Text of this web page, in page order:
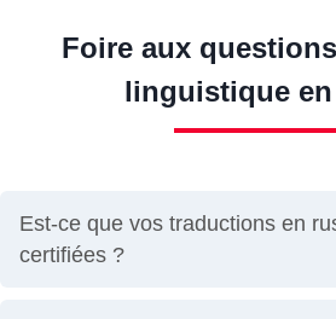
Foire aux
linguistique
Est-ce que vos traductions en
certifiées ?